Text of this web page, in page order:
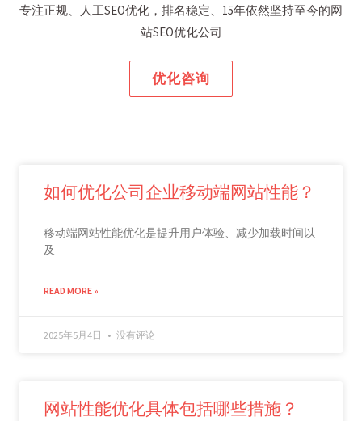
专注正规、人工SEO优化，排名稳定、15年依然坚持至今的网
站SEO优化公司
优化咨询
如何优化公司企业移动端网站性能？
移动端网站性能优化是提升用户体验、减少加载时间以
及
READ MORE »
2025年5月4日 没有评论
网站性能优化具体包括哪些措施？